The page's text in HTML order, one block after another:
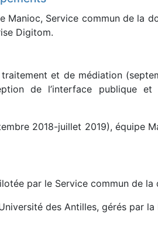
Manioc, Service commun de la
Digitom.
et de médiation
de l’interface publique
2018-juillet 2019), équipe
par le Service commun de la
des Antilles, gérés par la